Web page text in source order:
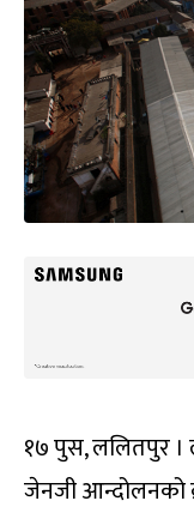
१७ पुस, ललितपुर ।
जेनजी आन्दोलनको